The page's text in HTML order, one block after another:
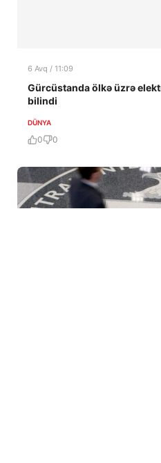
6 Avq / 11:09
Gürcüstanda ölkə üzrə
bilindi
DÜNYA
0 0